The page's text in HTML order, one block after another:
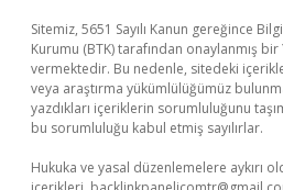
Sitemiz, 5651 Sayılı Kanun gereğince
Kurumu (BTK) tarafından onaylanmış bir
vermektedir. Bu nedenle, sitedeki
veya araştırma yükümlülüğümüz
yazdıkları içeriklerin sorumluluğunu
bu sorumluluğu kabul etmiş sayılırlar.
Hukuka ve yasal düzenlemelere aykırı